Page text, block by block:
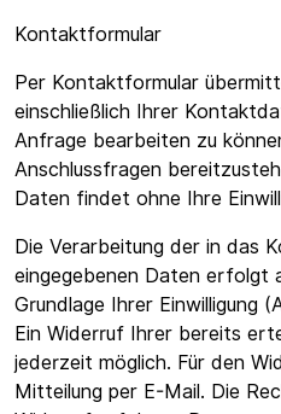
Kontaktformular
Per Kontaktformular
einschließlich Ihrer
Anfrage bearbeiten zu
Anschlussfragen
Daten findet ohne Ihre
Die Verarbeitung der in das
eingegebenen Daten erfolgt
Grundlage Ihrer Einwilligung
Ein Widerruf Ihrer bereits
jederzeit möglich. Für den
Mitteilung per E-Mail. Die